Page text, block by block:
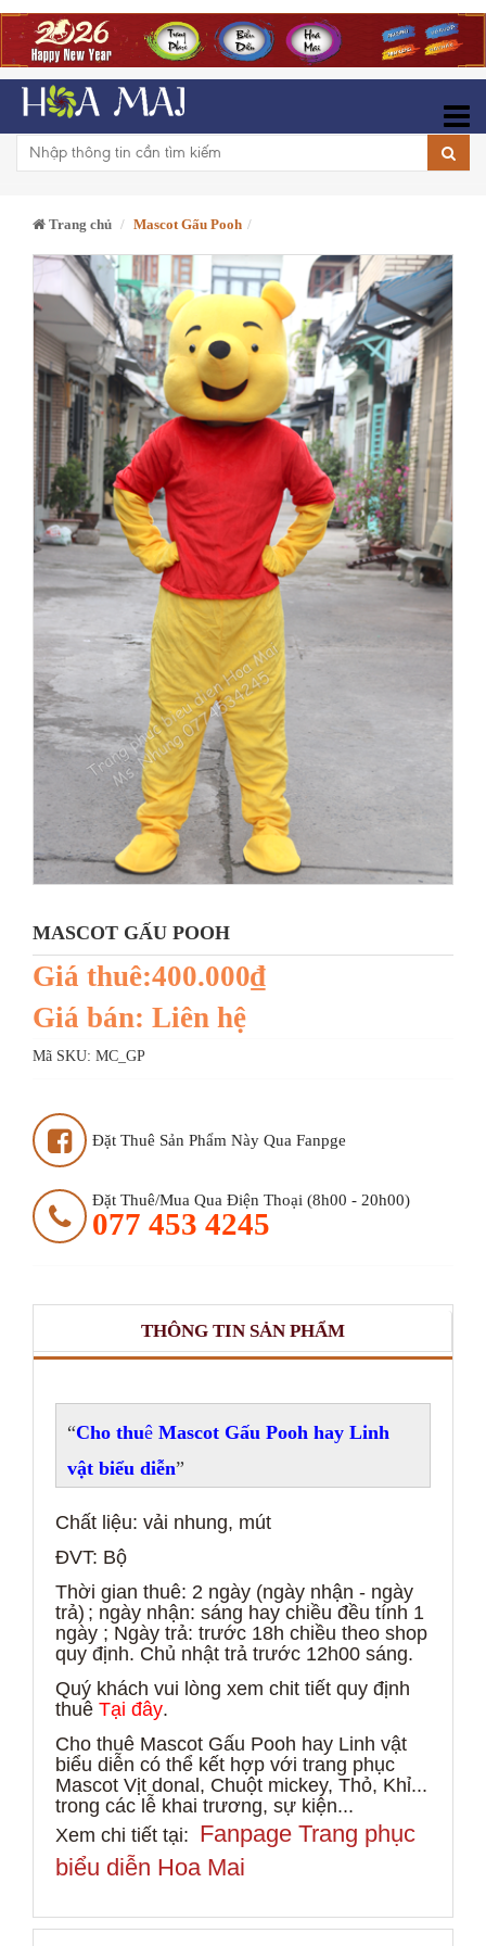
Trang chủ Mascot Gấu Pooh
MASCOT GẤU POOH
Giá thuê:400.000₫
Giá bán: Liên hệ
Mã SKU: MC_GP
Đặt Thuê Sản Phẩm Này Qua Fanpge
Đặt Thuê/mua Qua Điện Thoại (8h00 - 20h00)
077 453 4245
THÔNG TIN SẢN PHẨM
Cho thuê Mascot Gấu Pooh hay Linh
vật biểu diễn
Chất liệu: vải nhung, mút
ĐVT: Bộ
Thời gian thuê: 2 ngày (ngày nhận - ngày
trả) ; ngày nhận: sáng hay chiều đều tính 1
ngày ; Ngày trả: trước 18h chiều theo shop
quy định. Chủ nhật trả trước 12h00 sáng.
Quý khách vui lòng xem chit tiết quy định
thuê Tại đây.
Cho thuê Mascot Gấu Pooh hay Linh vật
biểu diễn có thể kết hợp với trang phục
Mascot Vịt donal, Chuột mickey, Thỏ, Khỉ...
trong các lễ khai trương, sự kiện...
Xem chi tiết tại: Fanpage Trang phục
biểu diễn Hoa Mai